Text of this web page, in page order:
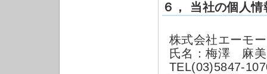
６， 当社の個人
株式会社エーモ
氏名：梅澤 麻美
TEL(03)5847-